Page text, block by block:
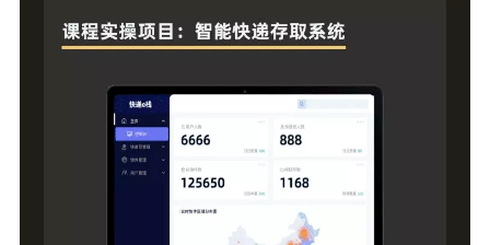
给鹰视界打赏
2 元 5 元 10 元
20 元 50 自定义
付费内容